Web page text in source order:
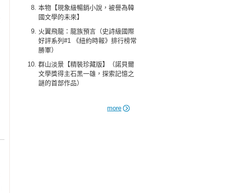
本物【現象級暢銷小說，被譽為韓
國文學的未來】
火翼飛龍：龍族預言（史詩級國際
好評系列#1 《紐約時報》排行榜常
勝軍）
群山淡景【精裝珍藏版】（諾貝爾
文學獎得主石黑一雄，探索記憶之
謎的首部作品）
more